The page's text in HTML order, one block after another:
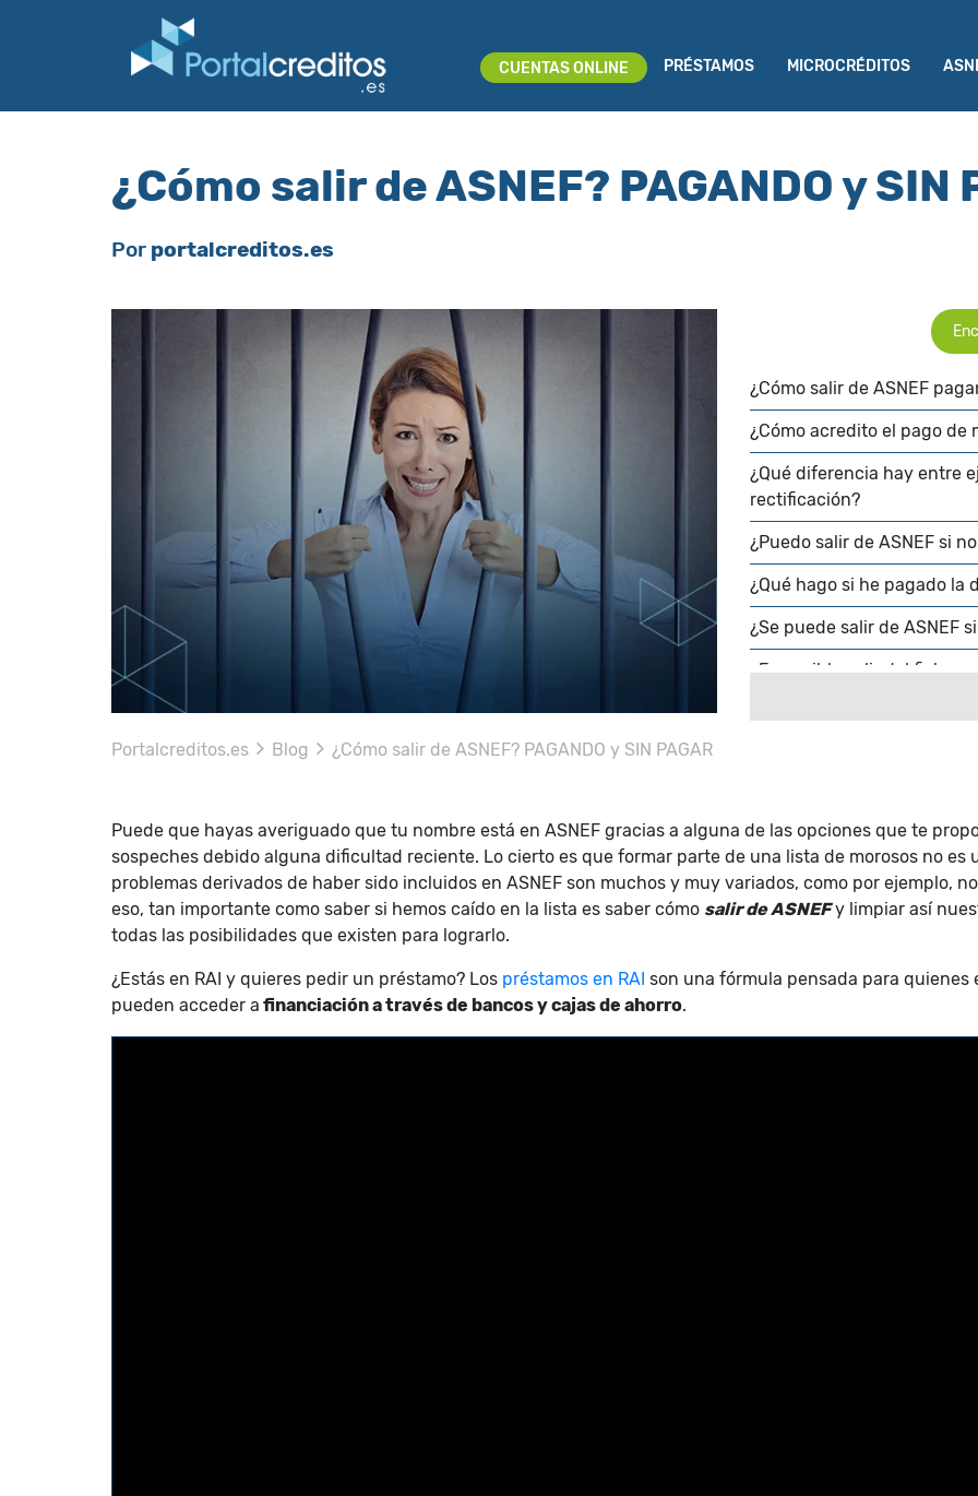
CUENTAS ONLINE PRÉSTAMOS MICROCRÉDITOS
¿Cómo salir de ASNEF? PAGANDO y SIN
Por portalcreditos.es
¿Cómo salir de ASNEF
¿Cómo acredito el pago de
¿Qué diferencia hay entre
rectificación?
¿Puedo salir de ASNEF si
¿Qué hago si he pagado la
¿Se puede salir de ASNEF
¿Es posible salir del fichero
Portalcreditos.es Blog ¿Cómo salir de ASNEF? PAGANDO y SIN PAGAR
Puede que hayas averiguado que tu nombre está en ASNEF gracias a alguna de las opciones que te
sospeches debido alguna dificultad reciente. Lo cierto es que formar parte de una lista de morosos no es
problemas derivados de haber sido incluidos en ASNEF son muchos y muy variados, como por ejemplo,
eso, tan importante como saber si hemos caído en la lista es saber cómo salir de ASNEFy limpiar así
todas las posibilidades que existen para lograrlo.
¿Estás en RAI y quieres pedir un préstamo? Los préstamos en RAI son una fórmula pensada para
pueden acceder a financiación a través de bancos y cajas de ahorro.